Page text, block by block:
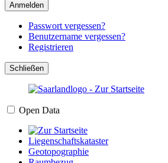
Anmelden
Passwort vergessen?
Benutzername vergessen?
Registrieren
Schließen
Open Data
Liegenschaftskataster
Geotopographie